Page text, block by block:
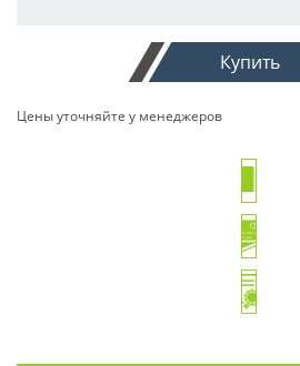
Купить
Цены уточняйте у менеджеров